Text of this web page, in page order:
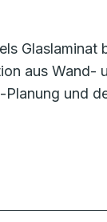
Glaslaminat
aus Wand-
und